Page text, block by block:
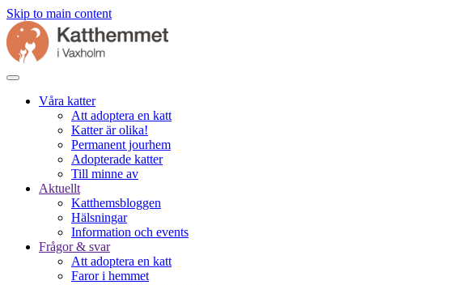
Skip to main content
Våra katter
Att adoptera en katt
Katter är olika!
Permanent jourhem
Adopterade katter
Till minne av
Aktuellt
Katthemsbloggen
Hälsningar
Information och events
Frågor & svar
Att adoptera en katt
Faror i hemmet